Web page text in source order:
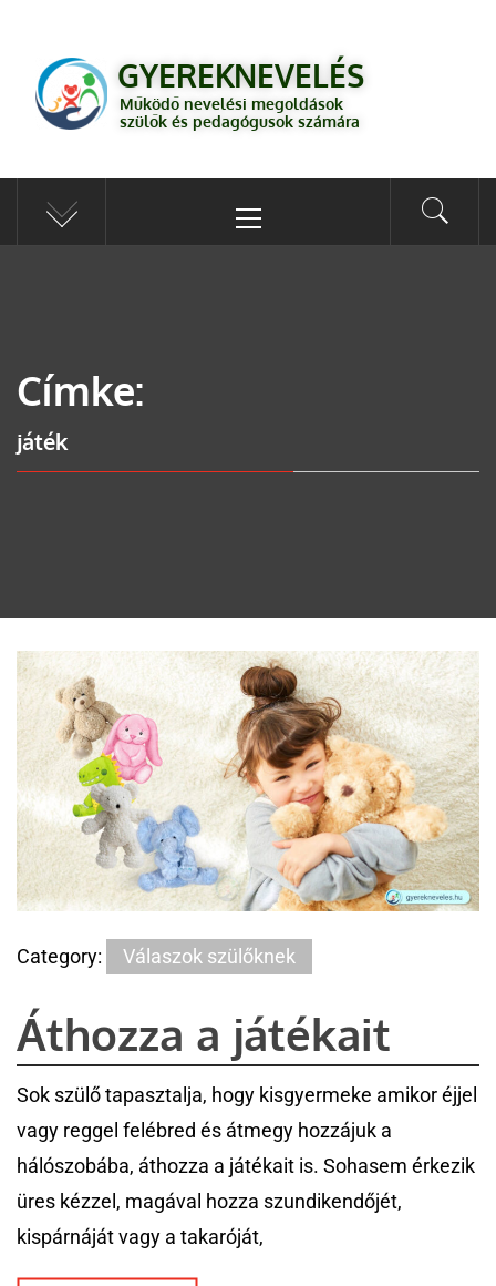
GYEREKNEVELÉS
számára
GYEREKNEVELÉS
Működő nevelési megoldások
szülők és pedagógusok számára
Címke:
játék
Category: Válaszok szülőknek
Áthozza a játékait
Sok szülő tapasztalja, hogy kisgyermeke amikor éjjel
vagy reggel felébred és átmegy hozzájuk a
hálószobába, áthozza a játékait is. Sohasem érkezik
üres kézzel, magával hozza szundikendőjét,
kispárnáját vagy a takaróját,